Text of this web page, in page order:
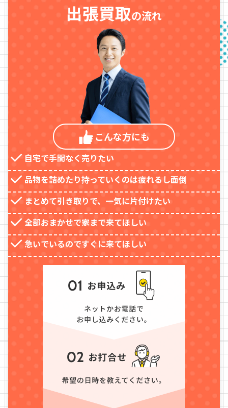
出張買取の流れ
こんな方にも
自宅で手間なく売りたい
品物を詰めたり持っていくのは疲れるし面倒
まとめて引き取りで、一気に片付けたい
全部おまかせで家まで来てほしい
急いでいるのですぐに来てほしい